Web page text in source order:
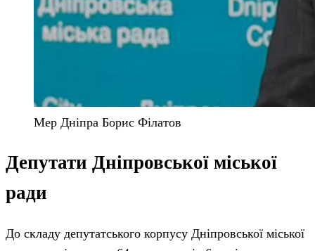
Мер Дніпра Борис Філатов
Депутати Дніпровської міської
ради
До складу депутатського корпусу Дніпровської міської